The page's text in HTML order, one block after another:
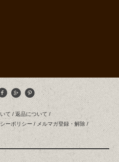
て/ 返品について /
ーポリシー / メルマガ登録・解除/